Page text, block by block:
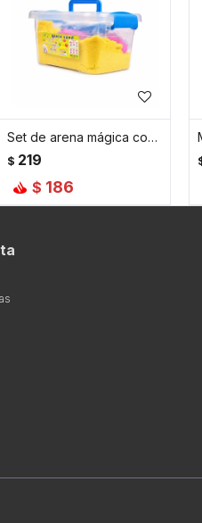
Set de arena mágica con accesorios - Amarillo
$ 219
$ 186